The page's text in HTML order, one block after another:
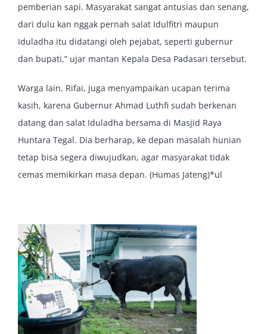
pemberian sapi. Masyarakat sangat antusias dan senang,
dari dulu kan nggak pernah salat Idulfitri maupun
Iduladha itu didatangi oleh pejabat, seperti gubernur
dan bupati,” ujar mantan Kepala Desa Padasari tersebut.
Warga lain, Rifai, juga menyampaikan ucapan terima
kasih, karena Gubernur Ahmad Luthfi sudah berkenan
datang dan salat Iduladha bersama di Masjid Raya
Huntara Tegal. Dia berharap, ke depan masalah hunian
tetap bisa segera diwujudkan, agar masyarakat tidak
cemas memikirkan masa depan. (Humas Jateng)*ul